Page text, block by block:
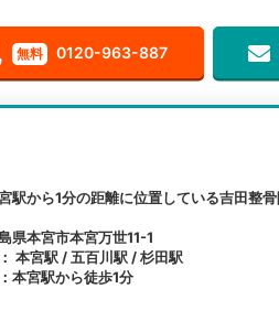
無料 0120-963-887
駅から1分の距離に位置している吉田整
県本宮市本宮万世11-1
本宮駅 / 五百川駅 / 杉田駅
本宮駅から徒歩1分